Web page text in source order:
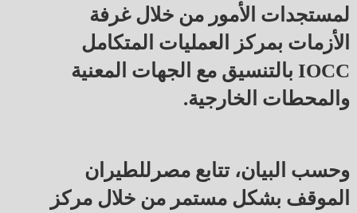
لمستجدات الأمور من خلال غرفة
الأزمات بمركز العمليات المتكامل
IOCC بالتنسيق مع الجهات المعنية
والمحطات الخارجية.
وحسب البيان، تتابع مصرللطيران
الموقف بشكل مستمر من خلال مركز